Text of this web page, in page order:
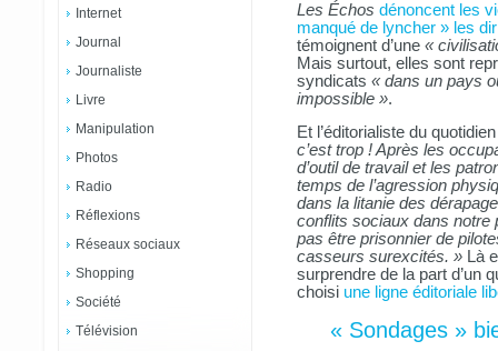
Internet
Journal
Journaliste
Livre
Manipulation
Photos
Radio
Réflexions
Réseaux sociaux
Shopping
Société
Télévision
Les Échos dénoncent les
manqué de lyncher » les
témoignent d’une «
Mais surtout, elles sont
syndicats « dans un pays
impossible ».
Et l’éditorialiste du
c’est trop ! Après les
d’outil de travail et les
temps de l’agression
dans la litanie des
conflits sociaux dans
pas être prisonnier de
casseurs surexcités. » Là
surprendre de la part d’un
choisi une ligne éditoriale
« Sondages »